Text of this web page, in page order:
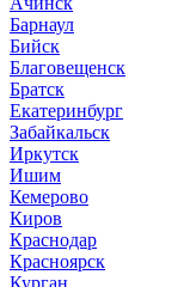
Барнаул
Бийск
Благовещенск
Братск
Екатеринбург
Забайкальск
Иркутск
Ишим
Кемерово
Киров
Краснодар
Красноярск